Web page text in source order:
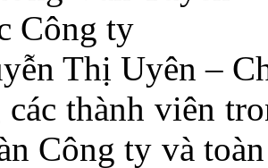
Công ty
Thị Uyên –
thành viên
Công ty và